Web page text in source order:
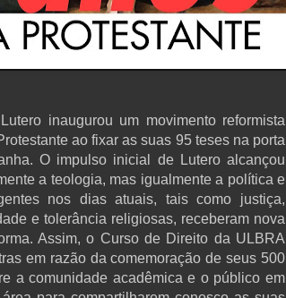
inaugurou um movimento reformista
ao fixar as suas 95 teses na porta
O impulso inicial de Lutero alcançou
a teologia, mas igualmente a política e
nos dias atuais, tais como justiça,
e tolerância religiosas, receberam nova
Assim, o Curso de Direito da ULBRA
em razão da comemoração de seus 500
a comunidade acadêmica e o público em